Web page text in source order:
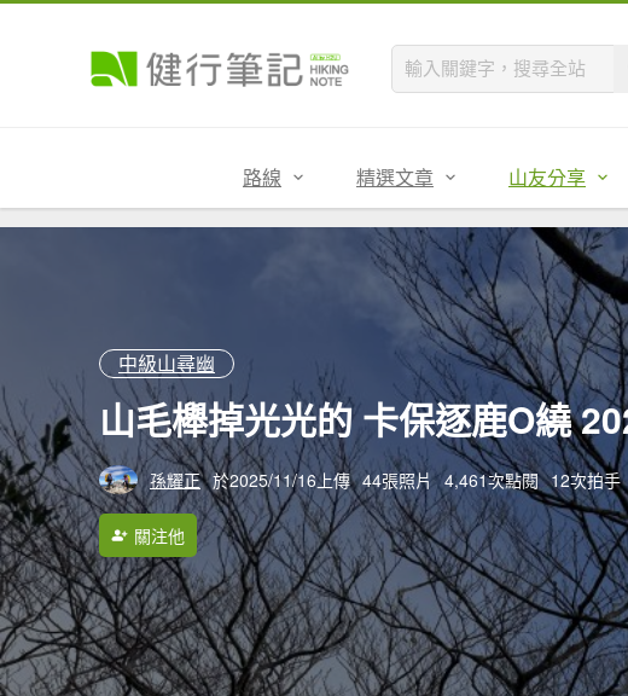
路線 精選文章 山友分享
中級山尋幽
山毛櫸掉光光的 卡保逐鹿O繞
孫耀正 於2025/11/16上傳 44張照片 4,461次點閱 12次拍手
關注他